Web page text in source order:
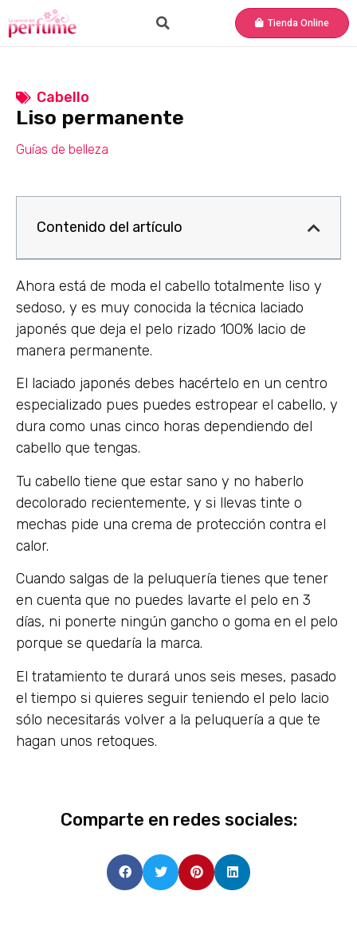
Tienda Online
Cabello
Liso permanente
Guías de belleza
Contenido del artículo
Ahora está de moda el cabello totalmente liso y
sedoso, y es muy conocida la técnica laciado
japonés que deja el pelo rizado 100% lacio de
manera permanente.
El laciado japonés debes hacértelo en un centro
especializado pues puedes estropear el cabello, y
dura como unas cinco horas dependiendo del
cabello que tengas.
Tu cabello tiene que estar sano y no haberlo
decolorado recientemente, y si llevas tinte o
mechas pide una crema de protección contra el
calor.
Cuando salgas de la peluquería tienes que tener
en cuenta que no puedes lavarte el pelo en 3
días, ni ponerte ningún gancho o goma en el pelo
porque se quedaría la marca.
El tratamiento te durará unos seis meses, pasado
el tiempo si quieres seguir teniendo el pelo lacio
sólo necesitarás volver a la peluquería a que te
hagan unos retoques.
Comparte en redes sociales: